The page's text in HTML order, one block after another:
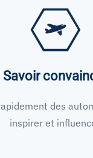
Savoir
des
inspirer et